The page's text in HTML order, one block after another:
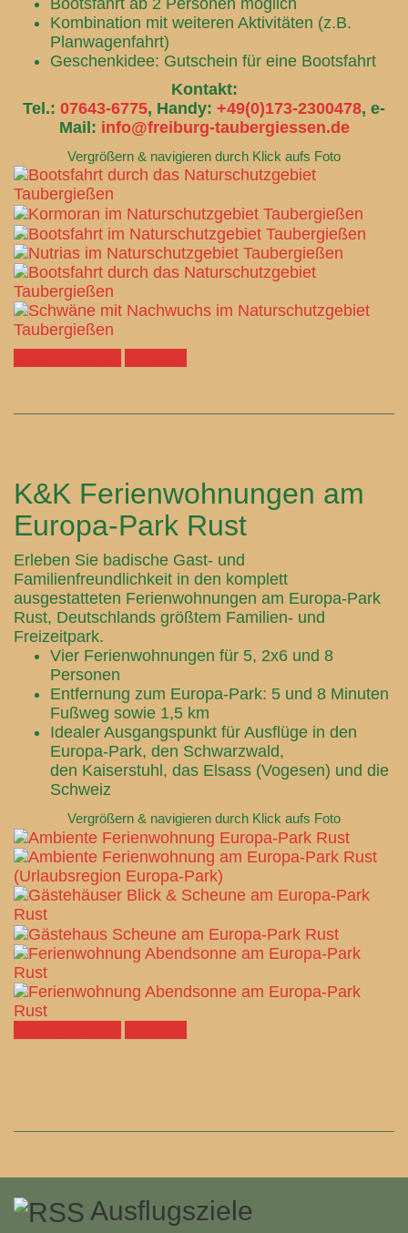
Bootsfahrt ab 2 Personen möglich
Kombination mit weiteren Aktivitäten (z.B.
Planwagenfahrt)
Geschenkidee: Gutschein für eine Bootsfahrt
Kontakt:
Tel.: 07643-6775, Handy: +49(0)173-2300478, e-
Mail: info@freiburg-taubergiessen.de
Vergrößern & navigieren durch Klick aufs Foto
K&K Ferienwohnungen am
Europa-Park Rust
Erleben Sie badische Gast- und
Familienfreundlichkeit in den komplett
ausgestatteten Ferienwohnungen am Europa-Park
Rust, Deutschlands größtem Familien- und
Freizeitpark.
Vier Ferienwohnungen für 5, 2x6 und 8
Personen
Entfernung zum Europa-Park: 5 und 8 Minuten
Fußweg sowie 1,5 km
Idealer Ausgangspunkt für Ausflüge in den
Europa-Park, den Schwarzwald,
den Kaiserstuhl, das Elsass (Vogesen) und die
Schweiz
Vergrößern & navigieren durch Klick aufs Foto
Ausflugsziele